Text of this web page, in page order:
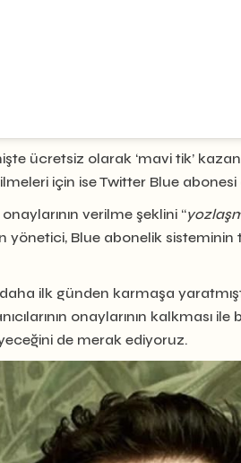
ücretsiz olarak ‘mavi tik’
için ise Twitter Blue
verilme şeklini “
yönetici, Blue abonelik
ilk günden karmaşa
onaylarının
de merak ediyoruz.